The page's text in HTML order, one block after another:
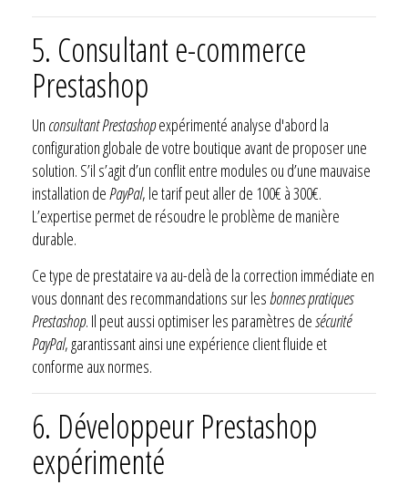
5. Consultant e-commerce
Prestashop
Un consultant Prestashopexpérimenté analyse d'abord la
configuration globale de votre boutique avant de proposer une
solution. S’il s’agit d’un conflit entre modules ou d’une mauvaise
installation dePayPal, le tarif peut aller de 100€ à 300€.
L’expertise permet de résoudre le problème de manière
durable.
Ce type de prestataire va au-delà de la correction immédiate en
vous donnant des recommandations sur les bonnes pratiques
Prestashop. Il peut aussi optimiser les paramètres desécurité
PayPal, garantissant ainsi une expérience client fluide et
conforme aux normes.
6. Développeur Prestashop
expérimenté